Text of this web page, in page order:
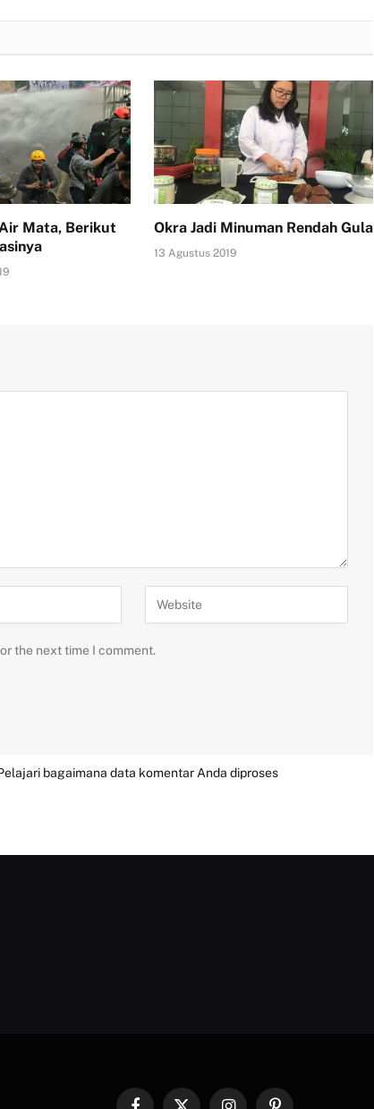
Mata, Berikut
Okra Jadi Minuman Rendah Gula
13 Agustus 2019
the next time I comment.
bagaimana data komentar Anda diproses